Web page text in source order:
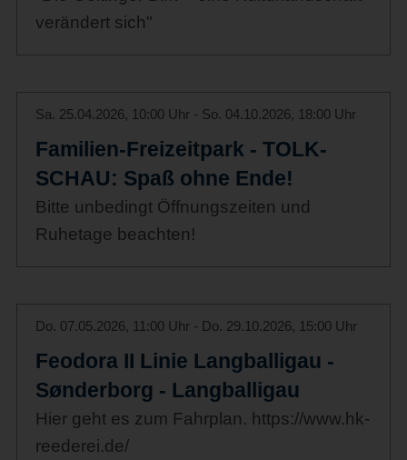
verändert sich"
Sa. 25.04.2026, 10:00 Uhr - So. 04.10.2026, 18:00 Uhr
Familien-Freizeitpark - TOLK-
SCHAU: Spaß ohne Ende!
Bitte unbedingt Öffnungszeiten und
Ruhetage beachten!
Do. 07.05.2026, 11:00 Uhr - Do. 29.10.2026, 15:00 Uhr
Feodora II Linie Langballigau -
Sønderborg - Langballigau
Hier geht es zum Fahrplan. https://www.hk-
reederei.de/